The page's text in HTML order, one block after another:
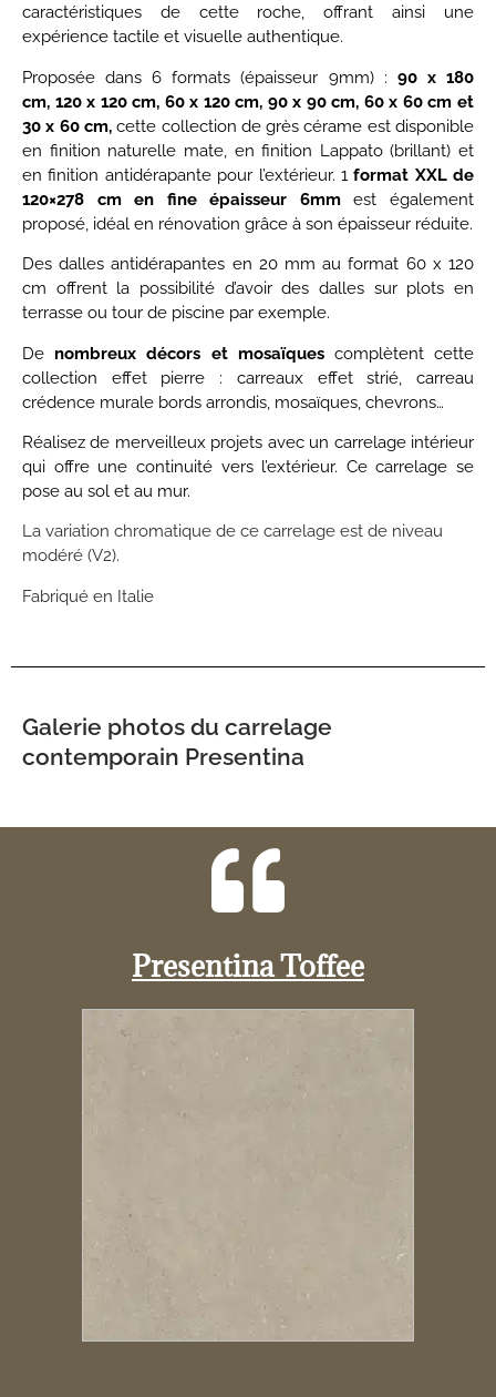
caractéristiques de cette roche, offrant ainsi une
expérience tactile et visuelle authentique.
Proposée dans 6 formats (épaisseur 9mm) : 90 x 180
cm, 120 x 120 cm, 60 x 120 cm, 90 x 90 cm, 60 x 60 cm et
30 x 60 cm,cette collection de grès cérame est disponible
en finition naturelle mate, en finition Lappato (brillant) et
en finition antidérapante pour l’extérieur. 1format XXL de
120×278 cm en fine épaisseur 6mmest également
proposé, idéal en rénovation grâce à son épaisseur réduite.
Des dalles antidérapantes en 20 mm au format 60 x 120
cm offrent la possibilité d’avoir des dalles sur plots en
terrasse ou tour de piscine par exemple.
Denombreux décors et mosaïquescomplètent cette
collection effet pierre : carreaux effet strié, carreau
crédence murale bords arrondis, mosaïques, chevrons…
Réalisez de merveilleux projets avec un carrelage intérieur
qui offre une continuité vers l’extérieur. Ce carrelage se
pose au sol et au mur.
La variation chromatique de ce carrelage est de niveau
modéré (V2).
Fabriqué en Italie
Galerie photos du carrelage
contemporain Presentina
Presentina Toffee